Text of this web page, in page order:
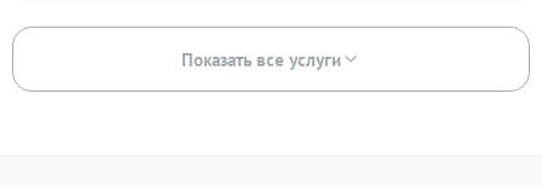
Показать все услуги